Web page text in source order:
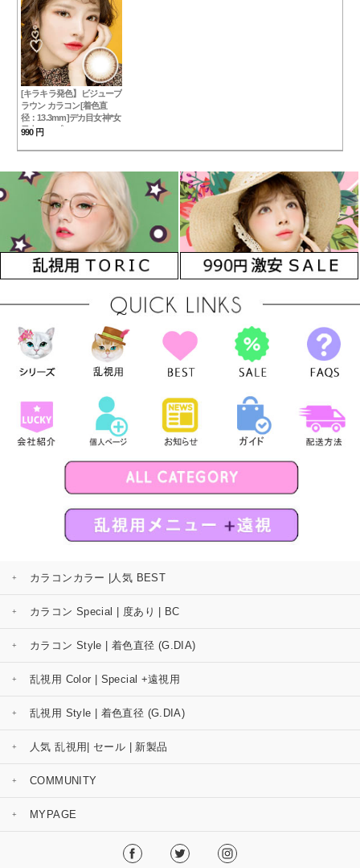
[キラキラ発色】ビジューブ
ラウン カラコン[着色直
径：13.3mm]デカ目女神*女
子力アップBijouJewelry
990 円
カラコンカラー |人気 BEST
カラコン Special | 度あり | BC
カラコン Style | 着色直径 (G.DIA)
乱視用 Color | Special +遠視用
乱視用 Style | 着色直径 (G.DIA)
人気 乱視用| セール | 新製品
COMMUNITY
MYPAGE